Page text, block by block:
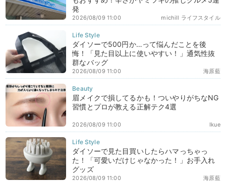
発
michill ライフスタイル
2026/08/09 11:00
ダイソーで500円か…って悩んだことを後
悔！「見た目以上に使いやすい！」通気性抜
群なバッグ
海原藍
2026/08/09 11:00
眉メイクで損してるかも！ついやりがちなNG
習慣とプロが教える正解テク4選
Ikue
2026/08/09 11:00
ダイソーで見た目買いしたらハマっちゃっ
た！「可愛いだけじゃなかった！」お手入れ
グッズ
海原藍
2026/08/09 11:00